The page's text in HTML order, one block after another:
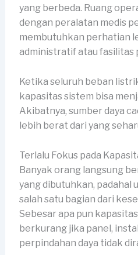
yang berbeda. Ruang
dengan peralatan medis
membutuhkan perhatian
administratif atau fasilitas
Ketika seluruh beban
kapasitas sistem bisa
Akibatnya, sumber daya
lebih berat dari yang
Terlalu Fokus pada
Banyak orang langsung
yang dibutuhkan, padahal
salah satu bagian dari
Sebesar apa pun
berkurang jika panel,
perpindahan daya tidak